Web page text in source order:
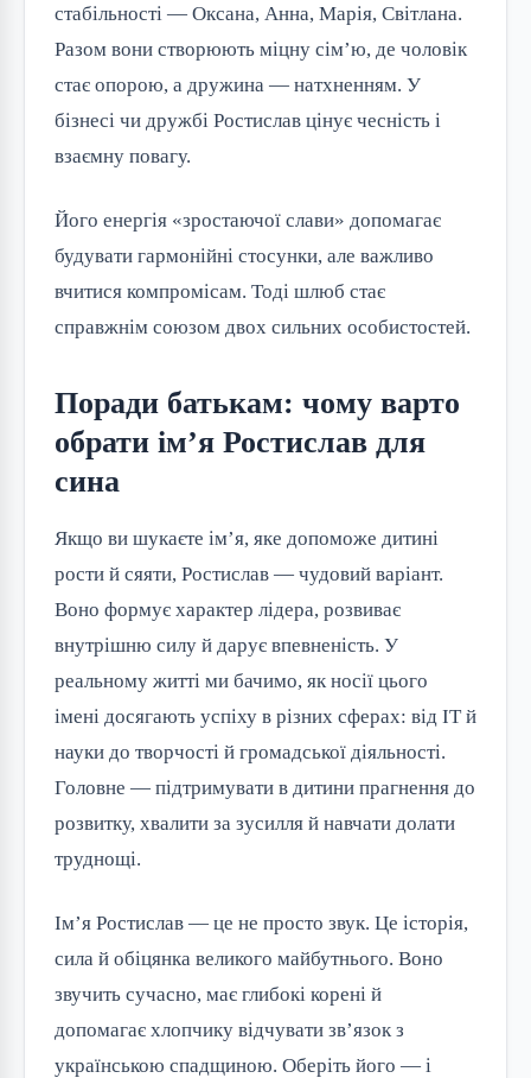
стабільності — Оксана, Анна, Марія, Світлана.
Разом вони створюють міцну сім’ю, де чоловік
стає опорою, а дружина — натхненням. У
бізнесі чи дружбі Ростислав цінує чесність і
взаємну повагу.
Його енергія «зростаючої слави» допомагає
будувати гармонійні стосунки, але важливо
вчитися компромісам. Тоді шлюб стає
справжнім союзом двох сильних особистостей.
Поради батькам: чому варто
обрати ім’я Ростислав для
сина
Якщо ви шукаєте ім’я, яке допоможе дитині
рости й сяяти, Ростислав — чудовий варіант.
Воно формує характер лідера, розвиває
внутрішню силу й дарує впевненість. У
реальному житті ми бачимо, як носії цього
імені досягають успіху в різних сферах: від IT й
науки до творчості й громадської діяльності.
Головне — підтримувати в дитини прагнення до
розвитку, хвалити за зусилля й навчати долати
труднощі.
Ім’я Ростислав — це не просто звук. Це історія,
сила й обіцянка великого майбутнього. Воно
звучить сучасно, має глибокі корені й
допомагає хлопчику відчувати зв’язок з
українською спадщиною. Оберіть його — і